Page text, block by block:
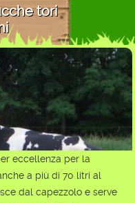
tori
eccellenza per la
a più di 70 litri al
dal capezzolo e serve